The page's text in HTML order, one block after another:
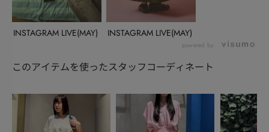
INSTAGRAM LIVE(MAY) INSTAGRAM LIVE(MAY)
powered by
このアイテムを使ったスタッフコーディネート